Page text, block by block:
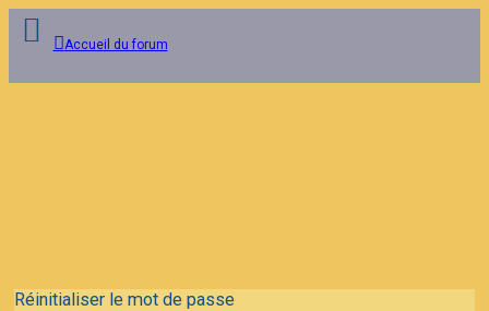
Accueil du forum
Réinitialiser le mot de passe